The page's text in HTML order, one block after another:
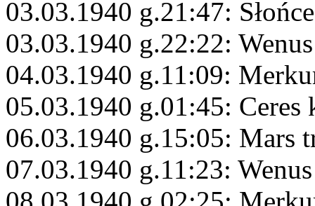
03.03.1940 g.21:47:
03.03.1940 g.22:22:
04.03.1940 g.11:09:
05.03.1940 g.01:45:
06.03.1940 g.15:05: Mars
07.03.1940 g.11:23: